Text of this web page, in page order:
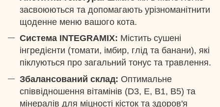
засвоюються та допомагають урізноманітнити
щоденне меню вашого кота.
Система INTEGRAMIX: Містить сушені
інгредієнти (томати, імбир, глід та банани), які
піклуються про загальний тонус та травлення.
Збалансований склад: Оптимальне
співвідношення вітамінів (D3, E, B1, B5) та
мінералів для міцності кісток та здоров'я